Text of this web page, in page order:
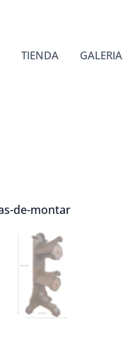
TIENDA GALERIA